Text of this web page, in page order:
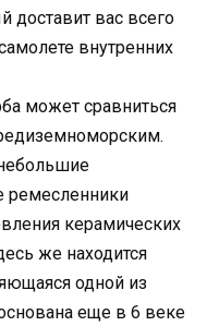
вас всего
внутренних
может сравниться
ремесленники
керамических
же находится
одной из
еще в 6 веке